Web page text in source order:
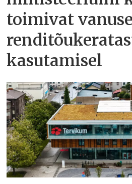
toimivat
kasutamisel